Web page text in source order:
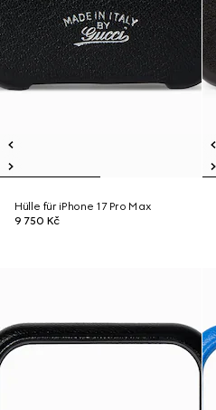
Hülle für iPhone 17 Pro Max
9 750 Kč